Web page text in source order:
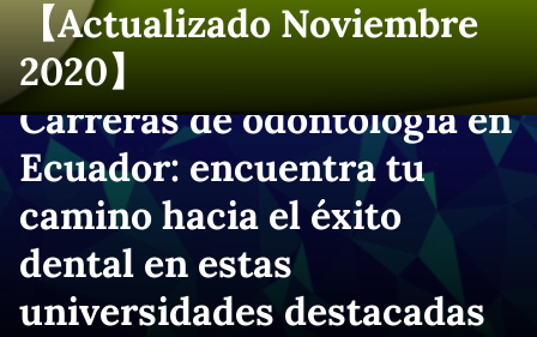
【Actualizado Noviembre
2020】
Carreras de odontología en
Ecuador: encuentra tu
camino hacia el éxito
dental en estas
universidades destacadas